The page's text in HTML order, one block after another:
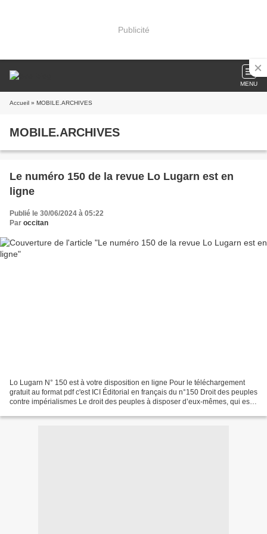
Publicité
MENU
Accueil » MOBILE.ARCHIVES
MOBILE.ARCHIVES
Le numéro 150 de la revue Lo Lugarn est en
ligne
Publié le 30/06/2024 à 05:22
Par occitan
Lo Lugarn N° 150 est à votre disposition en ligne Pour le téléchargement
gratuit au format pdf c'est ICI Éditorial en français du n°150 Droit des peuples
contre impérialismes Le droit des peuples à disposer d’eux-mêmes, qui est